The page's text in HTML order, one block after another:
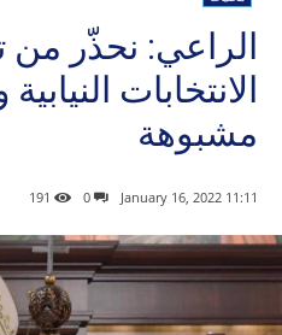
الراعي: نحذّر من
الانتخابات
مشبوهة
11:11 2022 ,January 16
0
191